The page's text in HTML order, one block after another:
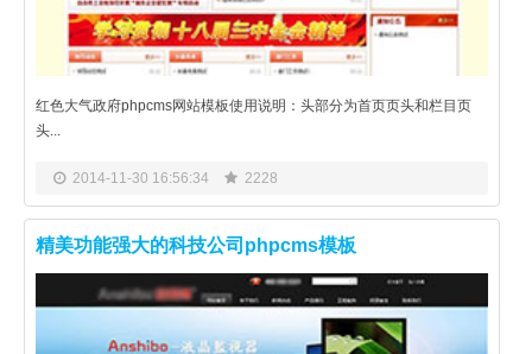
红色大气政府phpcms网站模板使用说明：头部分为首页页头和栏目页
头...
2014-11-30 16:56:34 2228
精美功能强大的科技公司phpcms模板